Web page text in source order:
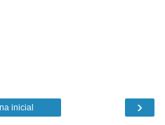
›
inicial